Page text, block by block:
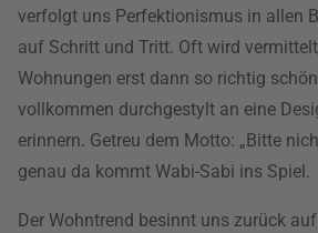
verfolgt uns Perfektionismus in allen
auf Schritt und Tritt. Oft wird
Wohnungen erst dann so richtig
vollkommen durchgestylt an eine
erinnern. Getreu dem Motto: „Bitte
genau da kommt Wabi-Sabi ins Spiel.
Der Wohntrend besinnt uns zurück